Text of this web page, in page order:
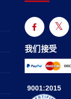
我们接受
9001:2015